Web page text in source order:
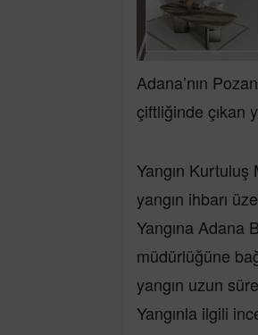
Adana’nın
çiftliğinde çıkan
Yangın Kurtuluş
yangın ihbarı
Yangına Adana
müdürlüğüne
yangın uzun
Yangınla ilgili